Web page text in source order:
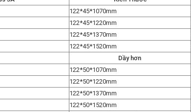
122*45*1070mm
122*45*1220mm
122*45*1370mm
122*45*1520mm
Dầy hơn
122*50*1070mm
122*50*1220mm
122*50*1370mm
122*50*1520mm